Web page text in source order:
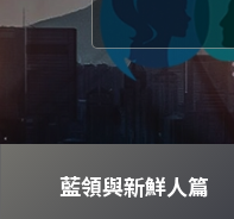
藍領與新鮮人篇